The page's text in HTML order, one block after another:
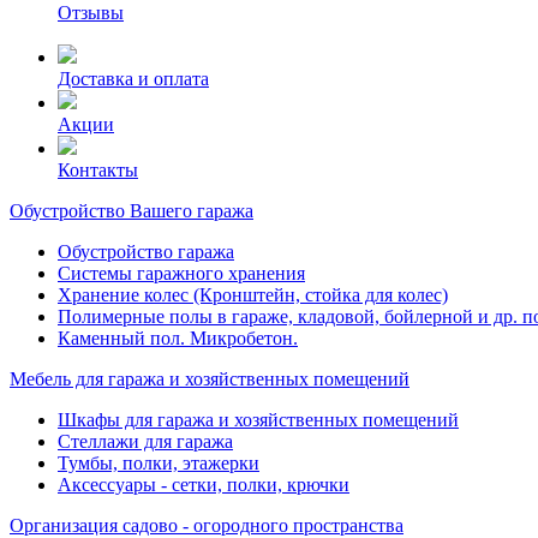
Отзывы
Доставка и оплата
Акции
Контакты
Обустройство Вашего гаража
Обустройство гаража
Системы гаражного хранения
Хранение колес (Кронштейн, стойка для колес)
Полимерные полы в гараже, кладовой, бойлерной и др.
Каменный пол. Микробетон.
Мебель для гаража и хозяйственных помещений
Шкафы для гаража и хозяйственных помещений
Стеллажи для гаража
Тумбы, полки, этажерки
Аксессуары - сетки, полки, крючки
Организация садово - огородного пространства